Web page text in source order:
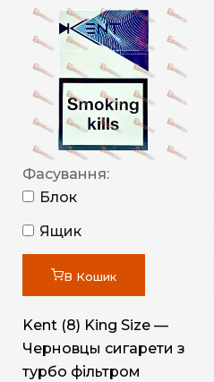
Фасування:
Блок
Ящик
В Кошик
Kent (8) King Size —
Черновцы сигарети з
турбо фільтром